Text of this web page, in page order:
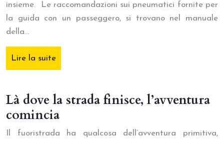
insieme. Le raccomandazioni sui pneumatici fornite per
la guida con un passeggero, si trovano nel manuale
della…
Lire la suite
Là dove la strada finisce, l’avventura
comincia
Il fuoristrada ha qualcosa dell’avventura primitiva,